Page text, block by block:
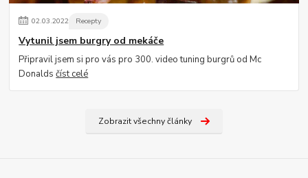
02.03.2022 Recepty
Vytunil jsem burgry od mekáče
Připravil jsem si pro vás pro 300. video tuning burgrů od Mc
Donaldsčíst celé
Zobrazit všechny články